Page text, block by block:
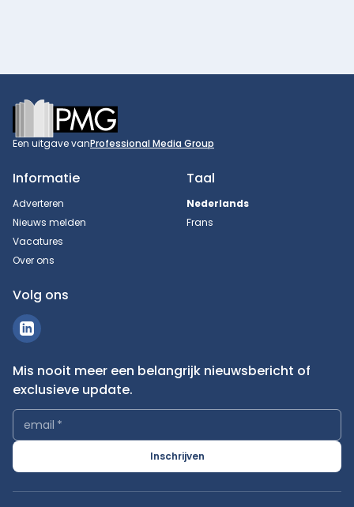
Footer
Een uitgave vanProfessional Media Group
Informatie
Adverteren
Nieuws melden
Vacatures
Over ons
Taal
Nederlands
Frans
Volg ons
Mis nooit meer een belangrijk nieuwsbericht of
exclusieve update.
email *
Inschrijven